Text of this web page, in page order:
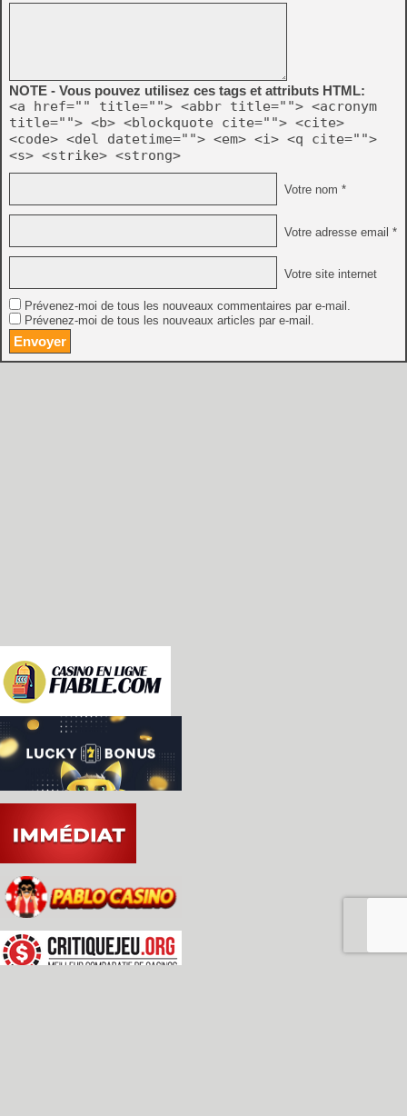
NOTE - Vous pouvez utilisez ces tags et attributs HTML:
<a href="" title=""> <abbr title=""> <acronym
title=""> <b> <blockquote cite=""> <cite>
<code> <del datetime=""> <em> <i> <q cite="">
<s> <strike> <strong>
Votre nom *
Votre adresse email *
Votre site internet
Prévenez-moi de tous les nouveaux commentaires par e-mail.
Prévenez-moi de tous les nouveaux articles par e-mail.